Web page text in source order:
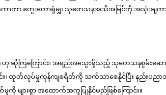
ေးတောရုံမျှ၊ သုတေသနအသိအမြင်ကို အသုံးချကာ စူးစ
ဟု ဆိုကြကြောင်း၊ အရည်အသွေးရှိသည့် သုတေသနစွမ်းဆေ
င်း၊ ထုတ်လုပ်မှုကုန်ကျစရိတ်ကို သက်သာစေနိုင်ပြီး နည်းပည
များစွာ အထောက်အကူပြုနိုင်မည်ဖြစ်ကြောင်း။